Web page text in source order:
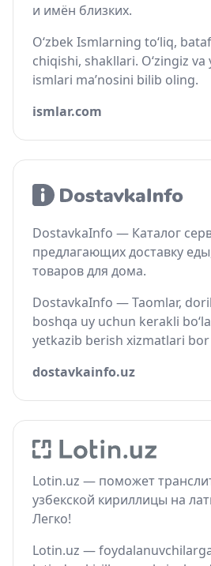
и имён близких.
O‘zbek Ismlarning to‘liq,
chiqishi, shakllari. O‘zingiz
ismlari ma’nosini bilib oling.
ismlar.com
DostavkaInfo — Каталог
предлагающих доставку
товаров для дома.
DostavkaInfo — Taomlar,
boshqa uy uchun kerakli
yetkazib berish xizmatlari bor
dostavkainfo.uz
Lotin.uz — поможет
узбекской кириллицы на
Легко!
Lotin.uz —